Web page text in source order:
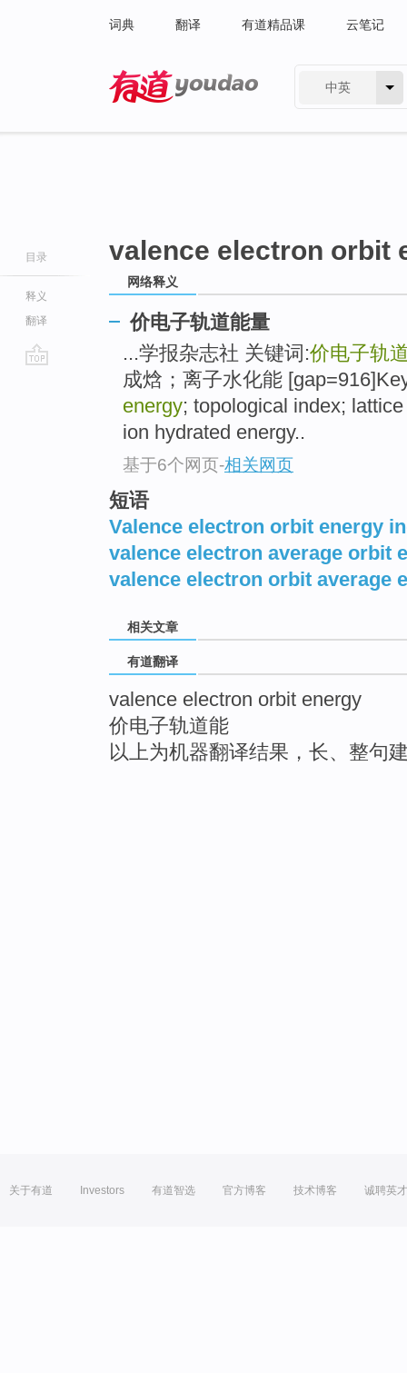
词典 翻译 有道精品课 云笔记
中英
目录
释义
翻译
valence electron orbit
网络释义
价电子轨道能量
...学报杂志社 关键词:价电子轨
成焓；离子水化能
energy; topological index;
ion hydrated energy..
基于6个网页-相关网页
短语
Valence electron orbit energy
valence electron average orbit
valence electron orbit average
相关文章
有道翻译
valence electron orbit energy
价电子轨道能
以上为机器翻译结果，长、整句
关于有道 Investors 有道智选 官方博客 技术博客 诚聘英才